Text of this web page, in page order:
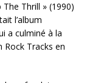
The Thrill » (1990)
l’album
a culminé à la
Rock Tracks en